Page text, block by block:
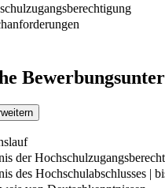
der
des Hochschulabschlusses |